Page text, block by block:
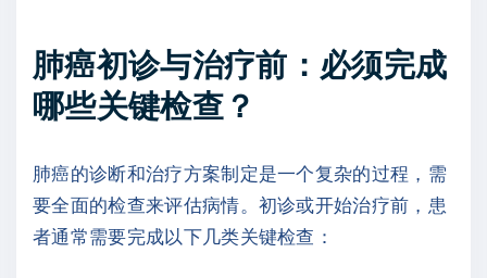
肺癌初诊与治疗前：必须完成
哪些关键检查？
肺癌的诊断和治疗方案制定是一个复杂的过程，需
要全面的检查来评估病情。初诊或开始治疗前，患
者通常需要完成以下几类关键检查：